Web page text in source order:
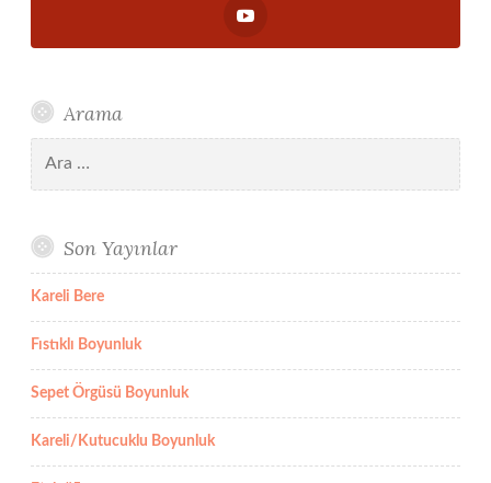
Arama
Son Yayınlar
Kareli Bere
Fıstıklı Boyunluk
Sepet Örgüsü Boyunluk
Kareli/Kutucuklu Boyunluk